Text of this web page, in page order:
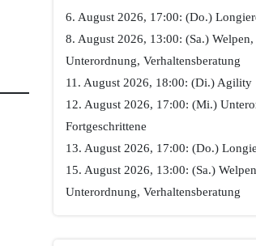
6. August 2026, 17:00: (Do.)
8. August 2026, 13:00: (Sa.) Welpen,
Unterordnung, Verhaltensberatung
11. August 2026, 18:00: (Di.) Agility
12. August 2026, 17:00: (Mi.)
Fortgeschrittene
13. August 2026, 17:00: (Do.)
15. August 2026, 13:00: (Sa.)
Unterordnung, Verhaltensberatung